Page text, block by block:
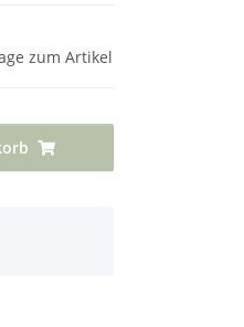
zum Artikel